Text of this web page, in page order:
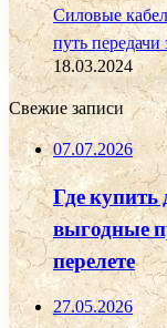
Силовые
путь
18.03.2024
Свежие записи
07.07.2026
Где
выгодные
перелете
27.05.2026